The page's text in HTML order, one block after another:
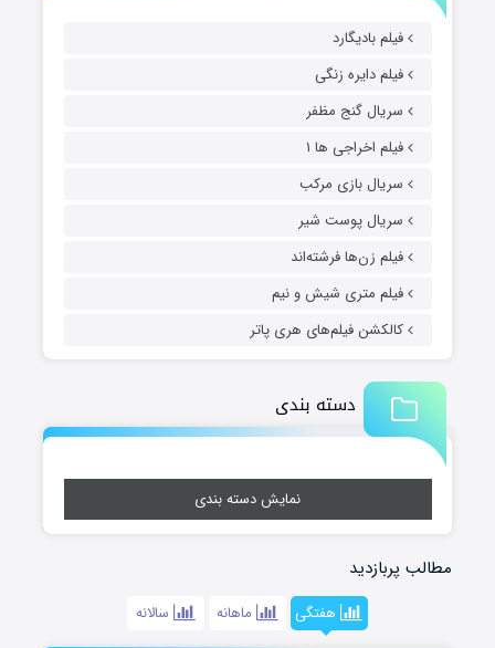
فیلم بادیگارد
فیلم دایره زنگی
سریال گنج مظفر
فیلم اخراجی ها ۱
سریال بازی مرکب
سریال پوست شیر
فیلم زن‌ها فرشته‌اند
فیلم متری شیش و نیم
کالکشن فیلم‌های هری پاتر
دسته بندی
نمایش دسته بندی
مطالب پربازدید
هفتگی ماهانه سالانه